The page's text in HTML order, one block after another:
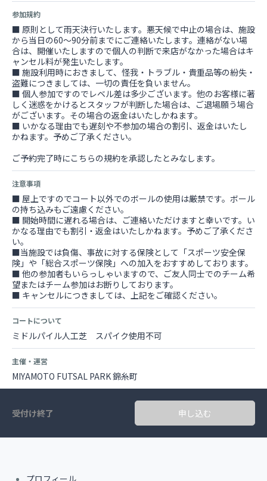
参加規約
■ 原則として雨天決行いたします。悪天候で中止の場合は、施設
から当日の60～90分前までにご連絡いたします。連絡がない場
合は、開催いたしますので個人の判断で来店がなかった場合はキ
ャンセル料が発生いたします。
■ 施設利用時におきまして、怪我・トラブル・貴重品等の紛失・
盗難につきましては、一切の責任を負いません。
■ 個人参加ですのでレベル差は多少ございます。他のお客様に著
しく迷惑をかけるとスタッフが判断した場合は、ご退場願う場合
がございます。その場合の返金はいたしかねます。
■ いかなる理由でも遅刻や不参加の場合の割引、返金はいたし
かねます。予めご了承ください。
ご予約完了時にこちらの規約を承認したとみなします。
注意事項
■ 屋上ですのでコート以外でのボールの使用は厳禁です。ボール
の持ち込みもご遠慮ください。
■ 開始時間に遅れる場合は、ご連絡いただけますと幸いです。い
かなる理由でも割引・返金はいたしかねます。予めご了承くださ
い。
■当施設では負傷、事故に対する保険として「スポーツ安全保
険」や「総合スポーツ保険」への加入をおすすめしております。
■ 他の参加者もいらっしゃいますので、ご友人同士でのチーム希
望またはチーム参加はお断りしております。
■ キャンセルにつきましては、上記をご確認ください。
コートについて
ミドルパイル人工芝 スパイク使用不可
主催・運営
MIYAMOTO FUTSAL PARK 錦糸町
受付け終了 申し込む
プロフィール